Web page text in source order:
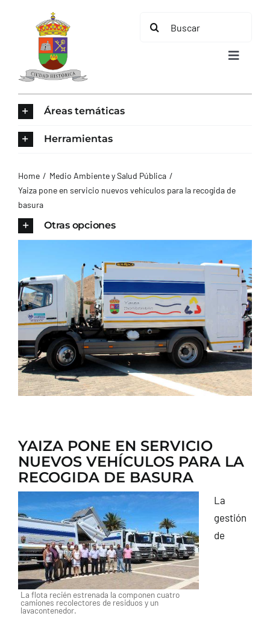
contenido
Buscar:
Toggle
AYUNTAMIENTO
CONTACTO
Áreas temáticas
Herramientas
Home
Medio Ambiente y Salud Pública
Yaiza pone en servicio nuevos vehículos para la recogida de
basura
Otras opciones
YAIZA PONE EN SERVICIO
NUEVOS VEHÍCULOS PARA LA
RECOGIDA DE BASURA
La flota recién estrenada la componen cuatro
camiones recolectores de residuos y un
lavacontenedor.
La
gestión
de